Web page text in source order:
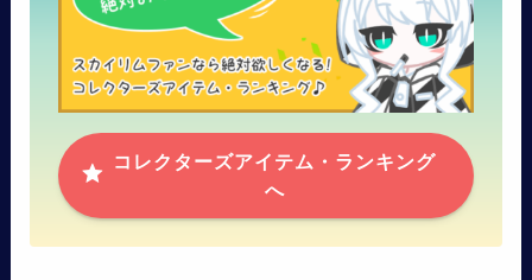
コレクターズアイテム・ランキング
へ